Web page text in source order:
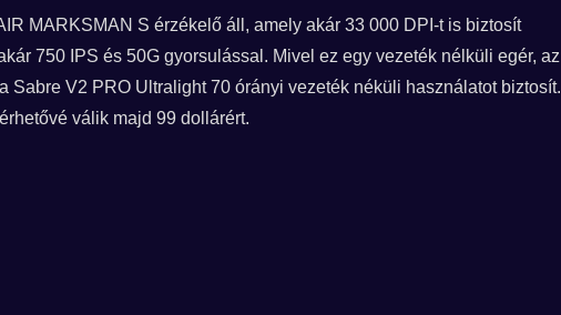
MARKSMAN S érzékelő áll, amely akár 33 000 DPI-t is biztosít
750 IPS és 50G gyorsulással. Mivel ez egy vezeték nélküli egér, az
Sabre V2 PRO Ultralight 70 órányi vezeték néküli használatot biztosít.
válik majd 99 dollárért.